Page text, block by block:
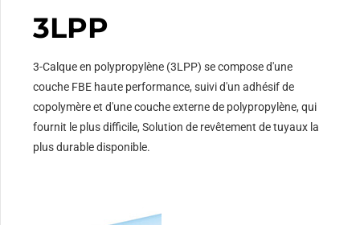
3LPP
3-Calque en polypropylène (3LPP) se compose d'une
couche FBE haute performance, suivi d'un adhésif de
copolymère et d'une couche externe de polypropylène, qui
fournit le plus difficile, Solution de revêtement de tuyaux la
plus durable disponible.